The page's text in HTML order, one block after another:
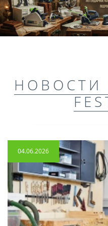
НОВОСТИ
04.06.2026